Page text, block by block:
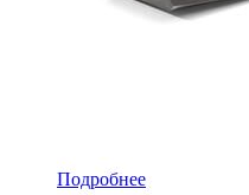
Подробнее